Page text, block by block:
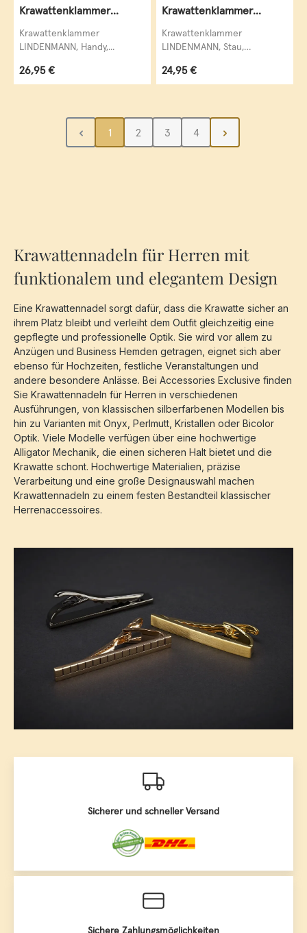
Krawattenklammer
Krawattennadel Handy
Krawattenklammer
LINDENMANN, Handy,...
Regulärer Preis:
26,95 €
Krawattenklammer
Krawattennadel Stau
Krawattenklammer
LINDENMANN, Stau,
Regulärer Preis:
24,95 €
Seite
1 Seite
2 Seite
3 Seite
4
Krawattennadeln für Herren mit
funktionalem und elegantem Design
Eine Krawattennadel sorgt dafür, dass die Krawatte sicher an
ihrem Platz bleibt und verleiht dem Outfit gleichzeitig eine
gepflegte und professionelle Optik. Sie wird vor allem zu
Anzügen und Business Hemden getragen, eignet sich aber
ebenso für Hochzeiten, festliche Veranstaltungen und
andere besondere Anlässe. Bei Accessories Exclusive finden
Sie Krawattennadeln für Herren in verschiedenen
Ausführungen, von klassischen silberfarbenen Modellen bis
hin zu Varianten mit Onyx, Perlmutt, Kristallen oder Bicolor
Optik. Viele Modelle verfügen über eine hochwertige
Alligator Mechanik, die einen sicheren Halt bietet und die
Krawatte schont. Hochwertige Materialien, präzise
Verarbeitung und eine große Designauswahl machen
Krawattennadeln zu einem festen Bestandteil klassischer
Herrenaccessoires.
Sicherer und schneller Versand
Sichere Zahlungsmöglichkeiten